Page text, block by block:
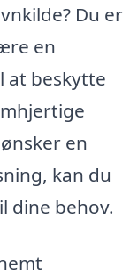
Du er
en
at beskytte
en
kan du
dine behov.